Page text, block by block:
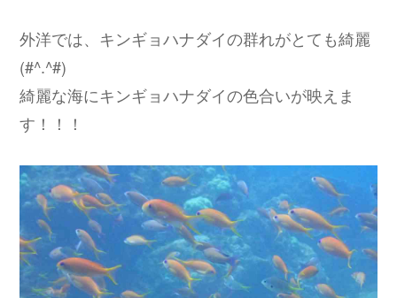
外洋では、キンギョハナダイの群れがとても綺麗
(#^.^#)
綺麗な海にキンギョハナダイの色合いが映えま
す！！！